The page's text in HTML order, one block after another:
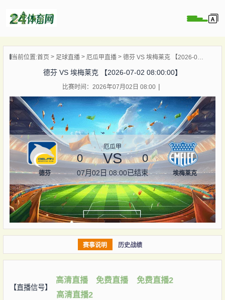
播
播
播
当前位置:首页 足球直播 厄瓜甲直播 德芬 VS 埃梅莱克 【2026-07-02 08:00:00】
德芬 VS 埃梅莱克 【2026-07-02 08:00:00】
比赛时间：2026年07月02日 08:00
德芬
厄瓜甲
0 VS 0
07月02日 08:00已结束 埃梅莱克
赛事说明 历史战绩
【直播信号】
高清直播 免费直播
免费直播2
高清直播2